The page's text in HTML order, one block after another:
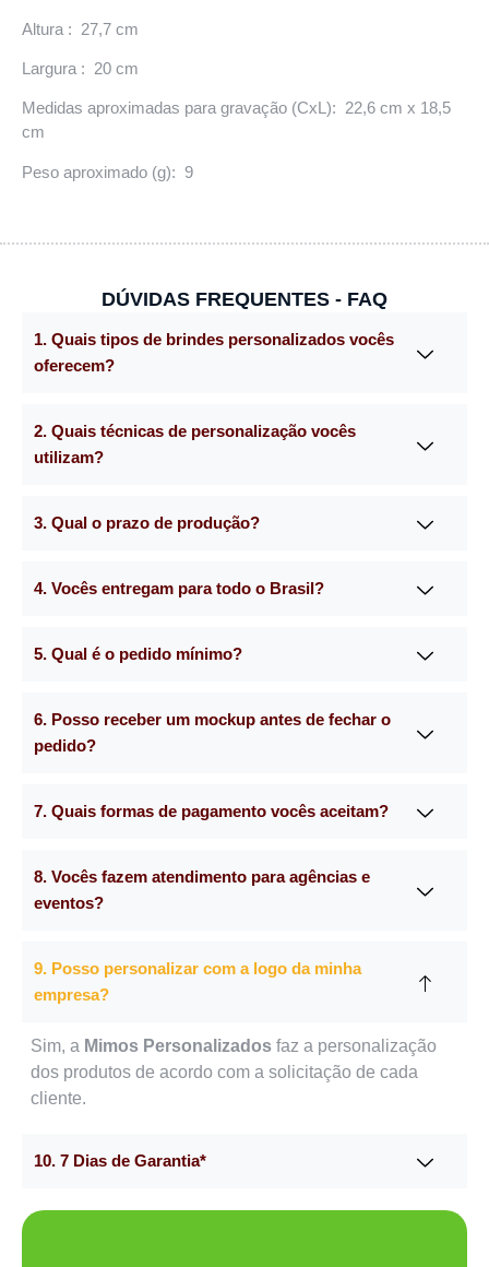
Altura : 27,7 cm
Largura : 20 cm
Medidas aproximadas para gravação (CxL): 22,6 cm x 18,5
cm
Peso aproximado (g): 9
DÚVIDAS FREQUENTES - FAQ
1. Quais tipos de brindes personalizados vocês
oferecem?
2. Quais técnicas de personalização vocês
utilizam?
3. Qual o prazo de produção?
4. Vocês entregam para todo o Brasil?
5. Qual é o pedido mínimo?
6. Posso receber um mockup antes de fechar o
pedido?
7. Quais formas de pagamento vocês aceitam?
8. Vocês fazem atendimento para agências e
eventos?
9. Posso personalizar com a logo da minha
empresa?
Sim, a Mimos Personalizados faz a personalização
dos produtos de acordo com a solicitação de cada
cliente.
10. 7 Dias de Garantia*